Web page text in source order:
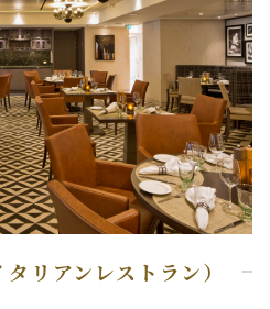
リアンレストラン）